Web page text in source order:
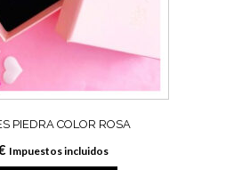
PIEDRA COLOR ROSA
Impuestos incluidos